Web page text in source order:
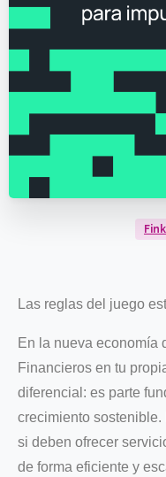
Las reglas del juego
En la nueva economía
Financieros en tu
diferencial: es parte
crecimiento sostenible.
si deben ofrecer
de forma eficiente y